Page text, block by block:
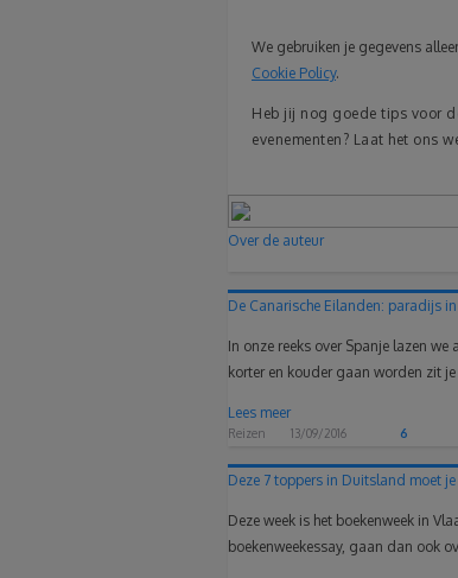
We gebruiken je gegevens
Cookie Policy.
Heb jij nog goede tips voor
evenementen? Laat het ons
Over de auteur
De Canarische Eilanden: paradijs
In onze reeks over Spanje lazen
korter en kouder gaan worden zit je
Lees meer
Reizen 13/09/2016 6
Deze 7 toppers in Duitsland moet
Deze week is het boekenweek in
boekenweekessay, gaan dan ook